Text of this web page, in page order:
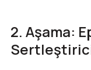
2. Aşama: